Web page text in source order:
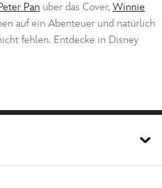
Pan über das Cover, Winnie
auf ein Abenteuer und natürlich
fehlen. Entdecke in Disney
mit Motiven aus
Groß oder Klein: In Disney Store